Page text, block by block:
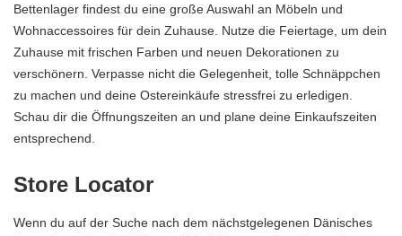
Bettenlager findest du eine große Auswahl an Möbeln und
Wohnaccessoires für dein Zuhause. Nutze die Feiertage, um dein
Zuhause mit frischen Farben und neuen Dekorationen zu
verschönern. Verpasse nicht die Gelegenheit, tolle Schnäppchen
zu machen und deine Ostereinkäufe stressfrei zu erledigen.
Schau dir die Öffnungszeiten an und plane deine Einkaufszeiten
entsprechend.
Store Locator
Wenn du auf der Suche nach dem nächstgelegenen Dänisches